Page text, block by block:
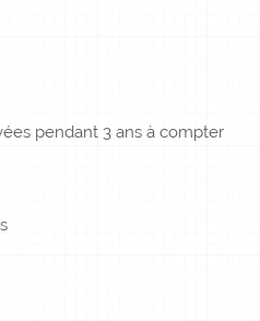
pendant 3 ans à compter